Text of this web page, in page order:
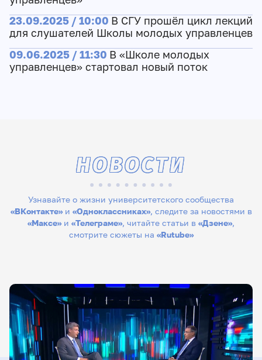
23.09.2025 / 10:00 В СГУ прошёл цикл лекций
для слушателей Школы молодых управленцев
09.06.2025 / 11:30 В «Школе молодых
управленцев» стартовал новый поток
Узнавайте о жизни университетского сообщества
«ВКонтакте»и «Одноклассниках», следите за новостями в
«Максе» и «Телеграме», читайте статьи в «Дзене»,
смотрите сюжеты на «Rutube»
НОВОСТИ